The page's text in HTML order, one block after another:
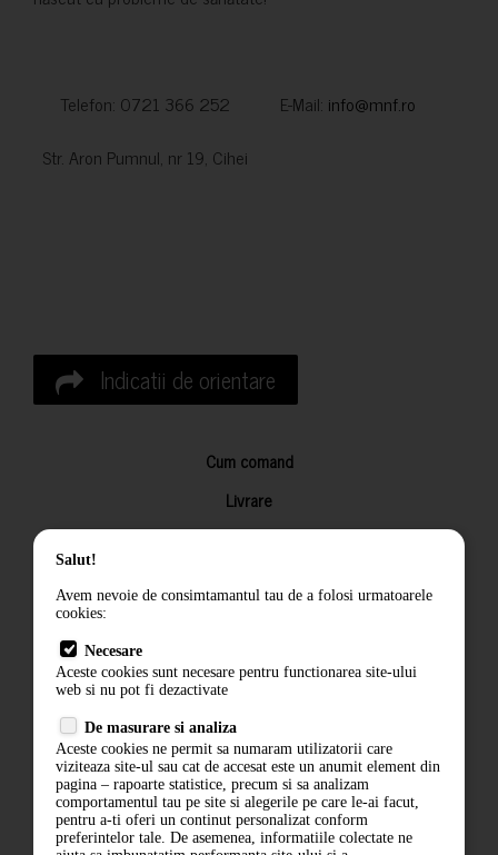
Telefon: 0721 366 252 E-Mail: info@mnf.ro
Str. Aron Pumnul, nr 19, Cihei
Indicatii de orientare
Cum comand
Livrare
Returnarea produselor
Termeni si conditii
Politica de confidentialitate
ANPC
Salut!
Avem nevoie de consimtamantul tau de a folosi urmatoarele
cookies:
Necesare
Aceste cookies sunt necesare pentru functionarea site-ului
web si nu pot fi dezactivate
De masurare si analiza
Aceste cookies ne permit sa numaram utilizatorii care
viziteaza site-ul sau cat de accesat este un anumit element din
pagina – rapoarte statistice, precum si sa analizam
comportamentul tau pe site si alegerile pe care le-ai facut,
pentru a-ti oferi un continut personalizat conform
preferintelor tale. De asemenea, informatiile colectate ne